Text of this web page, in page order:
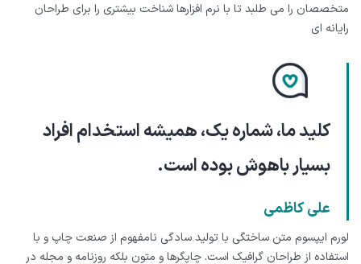
متخصصان را می طلبد تا با نرم افزارها شناخت بیشتری را برای طراحان
رایانه ای
کلید ما، شماره یک، همیشه استخدام افراد
بسیار باهوش بوده است.
علی کاظمی
لورم ایپسوم متن ساختگی با تولید سادگی نامفهوم از صنعت چاپ و با
استفاده از طراحان گرافیک است. چاپگرها و متون بلکه روزنامه و مجله در